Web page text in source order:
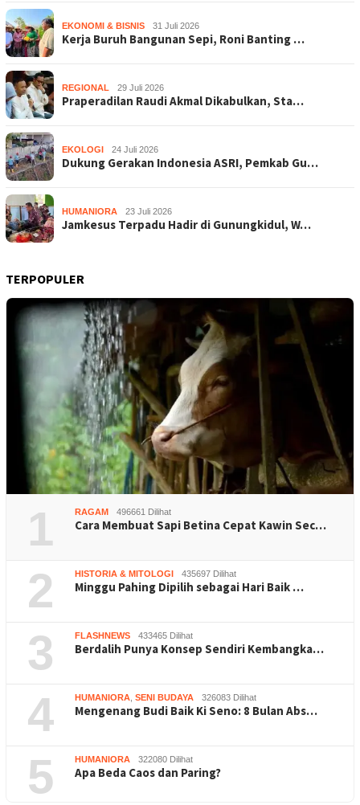
EKONOMI & BISNIS 31 Juli 2026
Kerja Buruh Bangunan Sepi, Roni Banting …
REGIONAL 29 Juli 2026
Praperadilan Raudi Akmal Dikabulkan, Sta…
EKOLOGI 24 Juli 2026
Dukung Gerakan Indonesia ASRI, Pemkab Gu…
HUMANIORA 23 Juli 2026
Jamkesus Terpadu Hadir di Gunungkidul, W…
TERPOPULER
1 RAGAM 496661 Dilihat
Cara Membuat Sapi Betina Cepat Kawin Sec…
2 HISTORIA & MITOLOGI 435697 Dilihat
Minggu Pahing Dipilih sebagai Hari Baik …
3 FLASHNEWS 433465 Dilihat
Berdalih Punya Konsep Sendiri Kembangka…
4 HUMANIORA, SENI BUDAYA 326083 Dilihat
Mengenang Budi Baik Ki Seno: 8 Bulan Abs…
5 HUMANIORA 322080 Dilihat
Apa Beda Caos dan Paring?